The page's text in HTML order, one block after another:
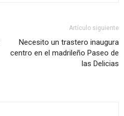
Artículo siguiente
Necesito un trastero inaugura
centro en el madrileño Paseo de
las Delicias